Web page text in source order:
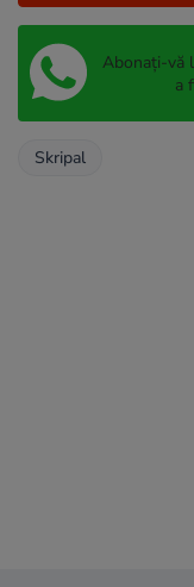
Abonați-vă
a
Skripal